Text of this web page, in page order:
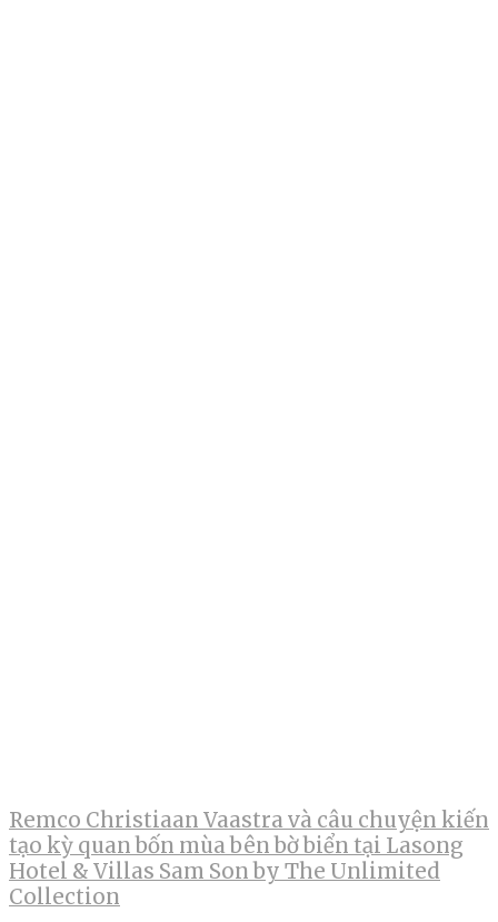
Remco Christiaan Vaastra và câu chuyện kiến
tạo kỳ quan bốn mùa bên bờ biển tại Lasong
Hotel & Villas Sam Son by The Unlimited
Collection